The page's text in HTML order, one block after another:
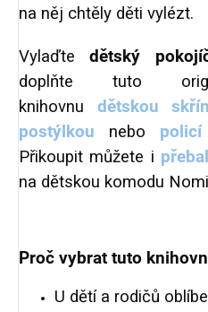
na něj chtěly děti vylézt.
Vylaďtedětský
doplňte tuto
knihovnu dětskou
postýlkou nebo policí
Přikoupit můžete i
na dětskou komodu
Proč vybrat tuto
U dětí a rodičů